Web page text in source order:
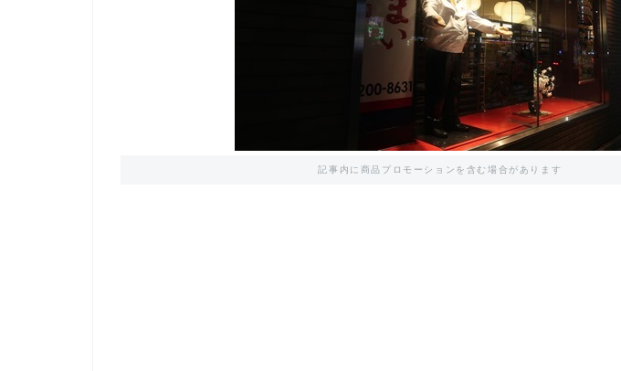
記事内に商品プロモーションを含む場合があります